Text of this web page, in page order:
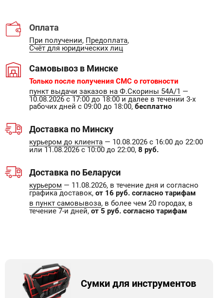
Оплата
При получении, Предоплата,
Счёт для юридических лиц
Самовывоз в Минске
Только после получения СМС о готовности
пункт выдачи заказов на Ф.Скорины 54А/1 —
10.08.2026 с 17:00 до 18:00 и далее в течении 3-х
рабочих дней с 09:00 до 18:00, бесплатно
Доставка по Минску
курьером до клиента — 10.08.2026 с 16:00 до 22:00
или 11.08.2026 с 10:00 до 22:00, 8 руб.
Доставка по Беларуси
курьером — 11.08.2026, в течение дня и согласно
графика доставок, от 16 руб. согласно тарифам
в пункт самовывоза, в более чем 20 городах, в
течение 7-и дней, от 5 руб. согласно тарифам
Сумки для инструментов